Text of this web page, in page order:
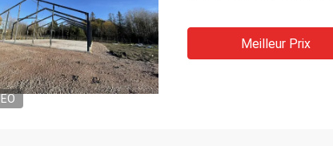
Meilleur Prix